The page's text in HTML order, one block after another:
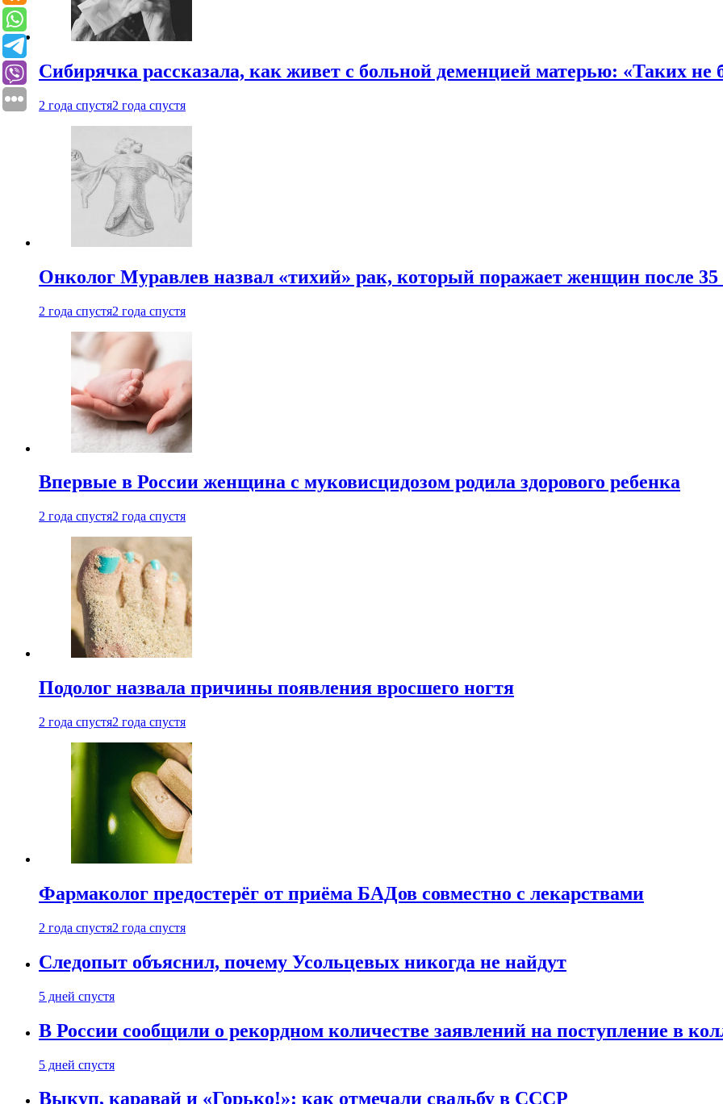
Сибирячка рассказала, как живет с больной деменцией матерью: «Таких не
2 года спустя2 года спустя
Онколог Муравлев назвал «тихий» рак, который поражает женщин после 35
2 года спустя2 года спустя
Впервые в России женщина с муковисцидозом родила здорового ребенка
2 года спустя2 года спустя
Подолог назвала причины появления вросшего ногтя
2 года спустя2 года спустя
Фармаколог предостерёг от приёма БАДов совместно с лекарствами
2 года спустя2 года спустя
Следопыт объяснил, почему Усольцевых никогда не найдут
5 дней спустя
В России сообщили о рекордном количестве заявлений на поступление в
5 дней спустя
Выкуп, каравай и «Горько!»: как отмечали свадьбу в СССР